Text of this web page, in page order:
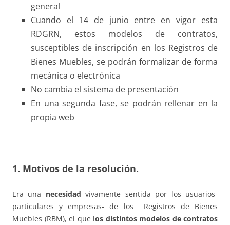
general
Cuando el 14 de junio entre en vigor esta
RDGRN, estos modelos de contratos,
susceptibles de inscripción en los Registros de
Bienes Muebles, se podrán formalizar de forma
mecánica o electrónica
No cambia el sistema de presentación
En una segunda fase, se podrán rellenar en la
propia web
1. Motivos de la resolución.
Era una necesidad vivamente sentida por los usuarios-
particulares y empresas- de los Registros de Bienes
Muebles (RBM), el que los distintos modelos de contratos